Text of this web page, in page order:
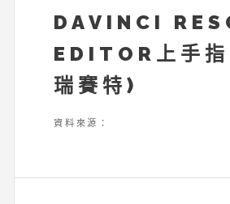
DAVINCI
EDITOR上手
瑞賽特)
資料來源：